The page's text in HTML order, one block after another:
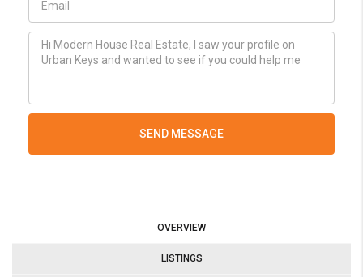
SEND MESSAGE
OVERVIEW
LISTINGS